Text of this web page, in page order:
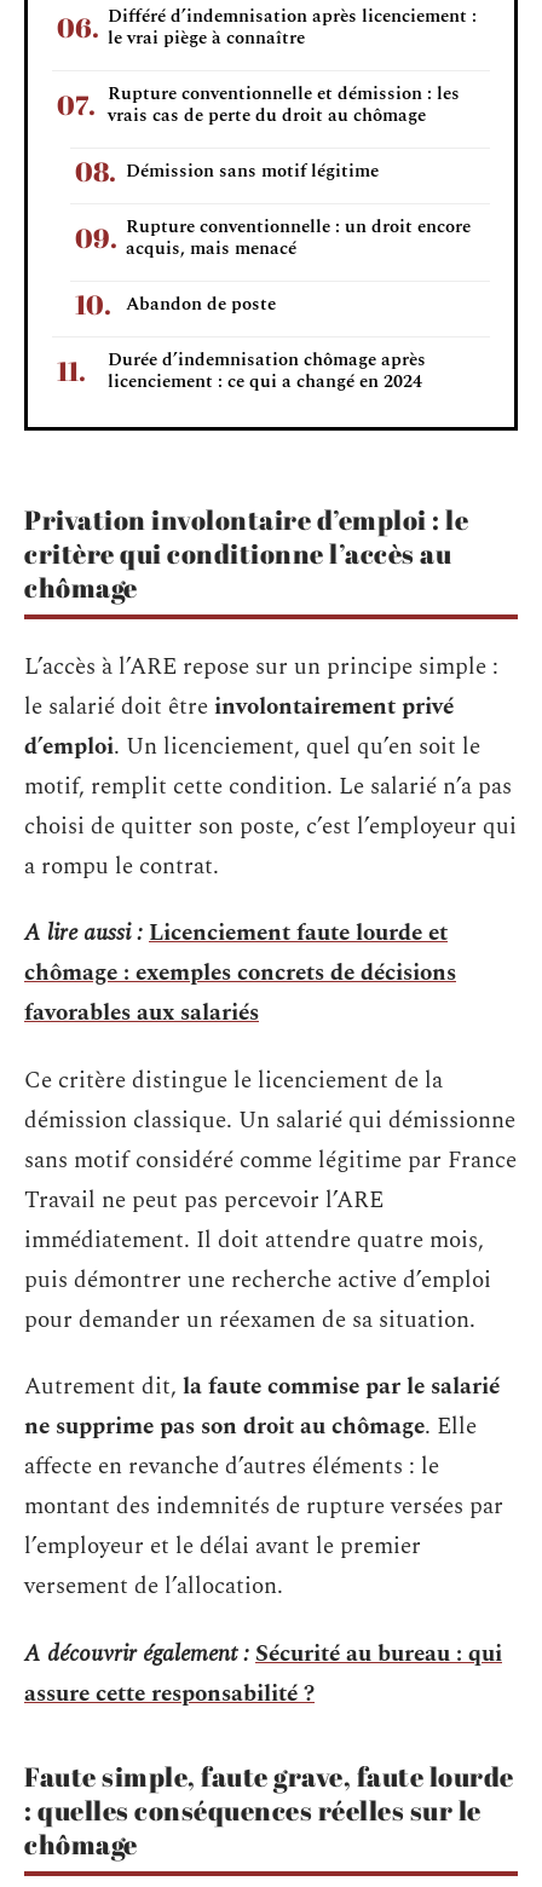
Différé d’indemnisation après licenciement :
le vrai piège à connaître
Rupture conventionnelle et démission : les
vrais cas de perte du droit au chômage
Démission sans motif légitime
Rupture conventionnelle : un droit encore
acquis, mais menacé
Abandon de poste
Durée d’indemnisation chômage après
licenciement : ce qui a changé en 2024
Privation involontaire d’emploi : le
critère qui conditionne l’accès au
chômage
L’accès à l’ARE repose sur un principe simple :
le salarié doit êtreinvolontairement privé
d’emploi. Un licenciement, quel qu’en soit le
motif, remplit cette condition. Le salarié n’a pas
choisi de quitter son poste, c’est l’employeur qui
a rompu le contrat.
A lire aussi :Licenciement faute lourde et
chômage : exemples concrets de décisions
favorables aux salariés
Ce critère distingue le licenciement de la
démission classique. Un salarié qui démissionne
sans motif considéré comme légitime par France
Travail ne peut pas percevoir l’ARE
immédiatement. Il doit attendre quatre mois,
puis démontrer une recherche active d’emploi
pour demander un réexamen de sa situation.
Autrement dit, la faute commise par le salarié
ne supprime pas son droit au chômage. Elle
affecte en revanche d’autres éléments : le
montant des indemnités de rupture versées par
l’employeur et le délai avant le premier
versement de l’allocation.
A découvrir également :Sécurité au bureau : qui
assure cette responsabilité ?
Faute simple, faute grave, faute lourde
: quelles conséquences réelles sur le
chômage